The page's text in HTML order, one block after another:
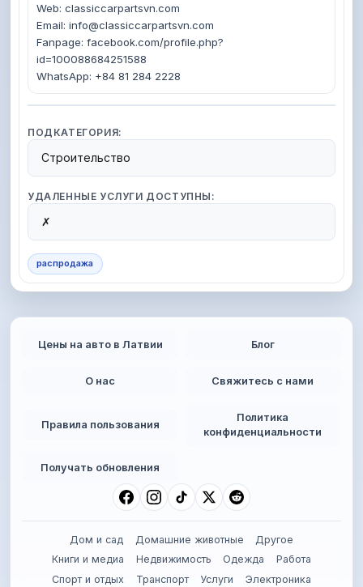
Web: classiccarpartsvn.com
Email: info@classiccarpartsvn.com
Fanpage: facebook.com/profile.php?
id=100088684251588
ПОДКАТЕГОРИЯ:
Строительство
УДАЛЕННЫЕ УСЛУГИ ДОСТУПНЫ:
✗
распродажа
Цены на авто в Латвии Блог
О нас Свяжитесь с нами
Правила пользования
Политика
конфиденциальности
Получать обновления
Дом и сад Домашние животные
Другое
Книги и медиа
Недвижимость Одежда
Работа
Спорт и отдых
Транспорт Услуги Электроника